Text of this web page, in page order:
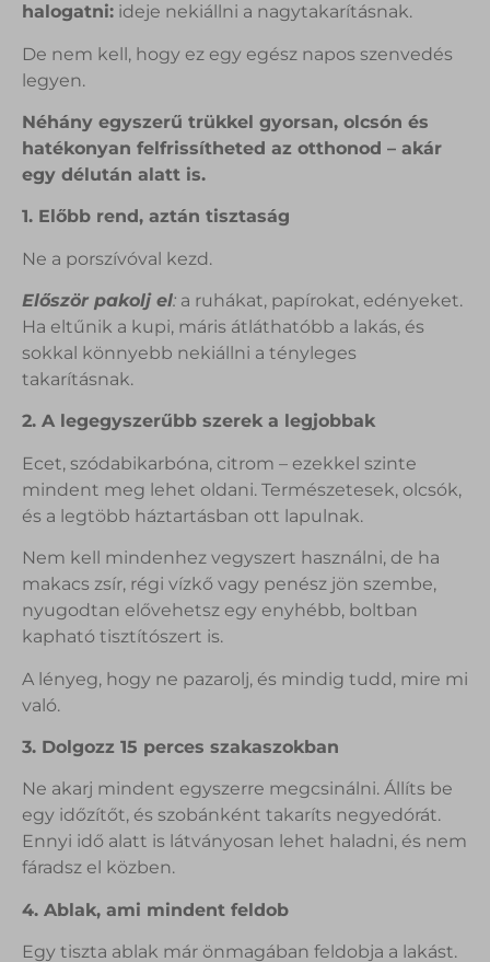
halogatni: ideje nekiállni a nagytakarításnak.
De nem kell, hogy ez egy egész napos szenvedés
legyen.
Néhány egyszerű trükkel gyorsan, olcsón és
hatékonyan felfrissítheted az otthonod – akár
egy délután alatt is.
1. Előbb rend, aztán tisztaság
Ne a porszívóval kezd.
Először pakolj el: a ruhákat, papírokat, edényeket.
Ha eltűnik a kupi, máris átláthatóbb a lakás, és
sokkal könnyebb nekiállni a tényleges
takarításnak.
2. A legegyszerűbb szerek a legjobbak
Ecet, szódabikarbóna, citrom – ezekkel szinte
mindent meg lehet oldani. Természetesek, olcsók,
és a legtöbb háztartásban ott lapulnak.
Nem kell mindenhez vegyszert használni, de ha
makacs zsír, régi vízkő vagy penész jön szembe,
nyugodtan elővehetsz egy enyhébb, boltban
kapható tisztítószert is.
A lényeg, hogy ne pazarolj, és mindig tudd, mire mi
való.
3. Dolgozz 15 perces szakaszokban
Ne akarj mindent egyszerre megcsinálni. Állíts be
egy időzítőt, és szobánként takaríts negyedórát.
Ennyi idő alatt is látványosan lehet haladni, és nem
fáradsz el közben.
4. Ablak, ami mindent feldob
Egy tiszta ablak már önmagában feldobja a lakást.